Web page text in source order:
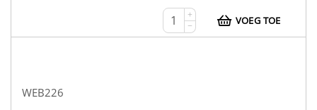
+
−
VOEG TOE
WEB226